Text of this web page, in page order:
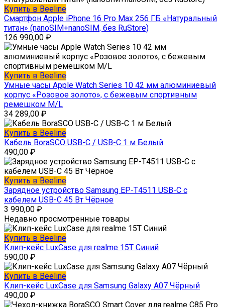
Купить в Beeline
Смартфон Apple iPhone 16 Pro Max 256 ГБ «Натуральный
титан» (nanoSIM+nanoSIM, без RuStore)
126 990,00 ₽
Купить в Beeline
Умные часы Apple Watch Series 10 42 мм алюминиевый
корпус «Розовое золото», с бежевым спортивным
ремешком M/L
34 289,00 ₽
Купить в Beeline
Кабель BoraSCO USB-C / USB-C 1 м Белый
490,00 ₽
Купить в Beeline
Зарядное устройство Samsung EP-T4511 USB-C с
кабелем USB-C 45 Вт Чёрное
3 990,00 ₽
Недавно просмотренные товары
Купить в Beeline
Клип-кейс LuxCase для realme 15T Синий
590,00 ₽
Купить в Beeline
Клип-кейс LuxCase для Samsung Galaxy A07 Чёрный
490,00 ₽